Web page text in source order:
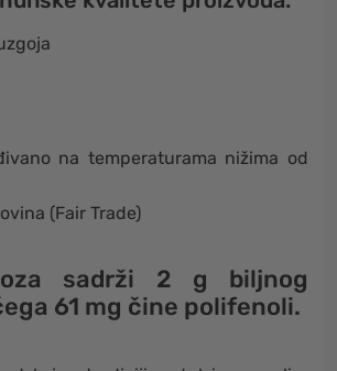
na temperaturama nižima od
(Fair Trade)
sadrži 2 g biljnog
61 mg čine polifenoli.